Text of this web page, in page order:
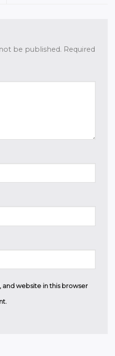
be published. Required
and website in this browser